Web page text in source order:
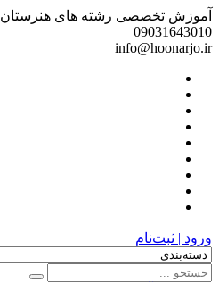
آموزش تخصصی رشته های هنرستان
09031643010
info@hoonarjo.ir
ورود | ثبت‌نام